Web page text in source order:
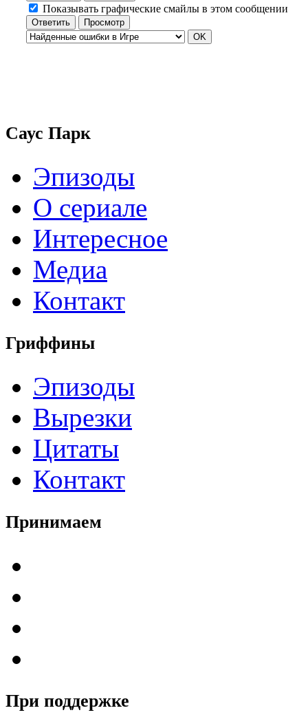
Показывать графические смайлы в этом сообщении
Саус Парк
Эпизоды
О сериале
Интересное
Медиа
Контакт
Гриффины
Эпизоды
Вырезки
Цитаты
Контакт
Принимаем
При поддержке